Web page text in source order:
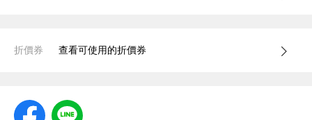
折價券 查看可使用的折價券